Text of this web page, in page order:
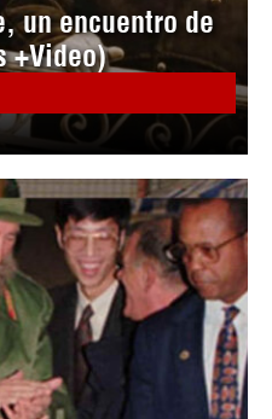
un encuentro de
+Video)